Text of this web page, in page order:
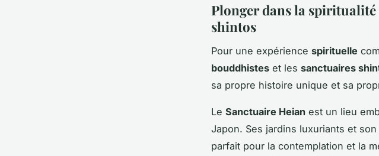
Plonger dans la spiritualité
shintos
Pour une expérience spirituelle
bouddhistes et les sanctuaires
sa propre histoire unique et sa
Le Sanctuaire Heian est un lieu
Japon. Ses jardins luxuriants et
parfait pour la contemplation et la